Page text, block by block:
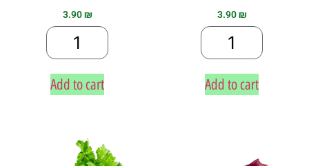
3.90₪
Add to cart
3.90₪
Add to cart